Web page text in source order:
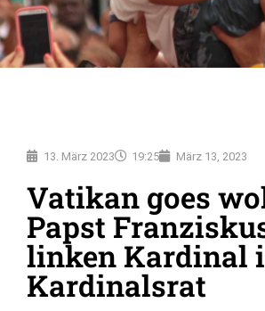
13. März 2023 19:25 März 13, 2023
Vatikan goes
Papst
linken Kardinal
Kardinalsrat